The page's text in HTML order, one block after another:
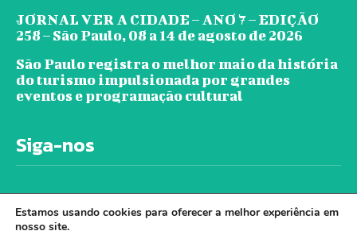
JORNAL VER A CIDADE – ANO 7 – EDIÇÃO
258 – São Paulo, 08 a 14 de agosto de 2026
São Paulo registra o melhor maio da história
do turismo impulsionada por grandes
eventos e programação cultural
Siga-nos
Estamos usando cookies para oferecer a melhor experiência em
nosso site.